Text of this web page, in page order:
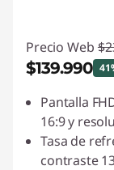
Precio Web
$139.990
Ahorros
Pantalla
16:9 y
Tasa de
contraste